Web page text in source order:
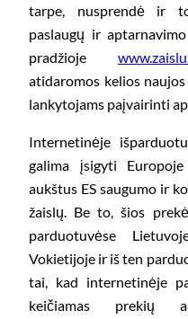
tarpe, nusprendė ir
paslaugų ir
pradžioje
atidaromos kelios
lankytojams paįvairinti
Internetinėje
galima įsigyti
aukštus ES saugumo ir
žaislų. Be to, šios
parduotuvėse
Vokietijoje ir iš ten
tai, kad internetinėje
keičiamas prekių